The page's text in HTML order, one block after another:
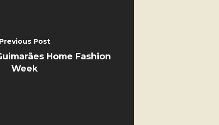
Post
Home Fashion
Week